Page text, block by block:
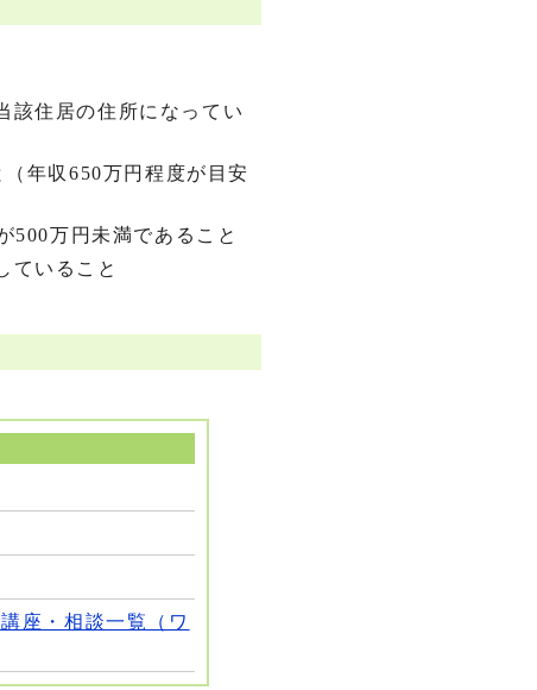
該住居の住所になってい
年収650万円程度が目安
500万円未満であること
ていること
座・相談一覧（ワ